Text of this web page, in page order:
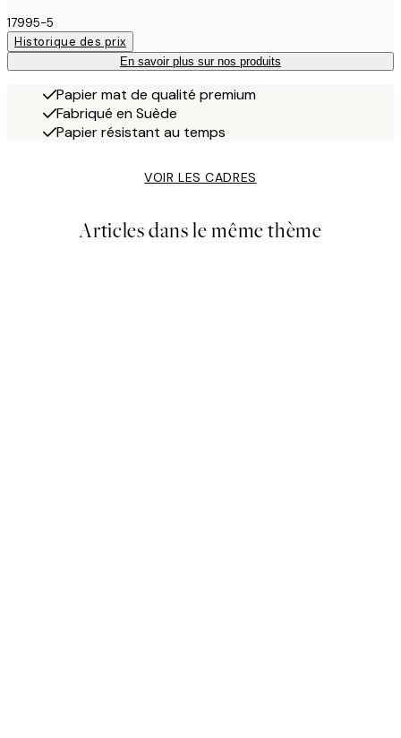
17995-5
Historique des prix
En savoir plus sur nos produits
Papier mat de qualité premium
Fabriqué en Suède
Papier résistant au temps
VOIR LES CADRES
Articles dans le même thème